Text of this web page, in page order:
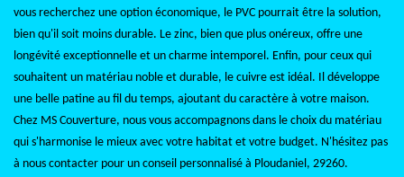
vous recherchez une option économique, le PVC pourrait être la solution,
bien qu'il soit moins durable. Le zinc, bien que plus onéreux, offre une
longévité exceptionnelle et un charme intemporel. Enfin, pour ceux qui
souhaitent un matériau noble et durable, le cuivre est idéal. Il développe
une belle patine au fil du temps, ajoutant du caractère à votre maison.
Chez MS Couverture, nous vous accompagnons dans le choix du matériau
qui s'harmonise le mieux avec votre habitat et votre budget. N'hésitez pas
à nous contacter pour un conseil personnalisé à Ploudaniel, 29260.